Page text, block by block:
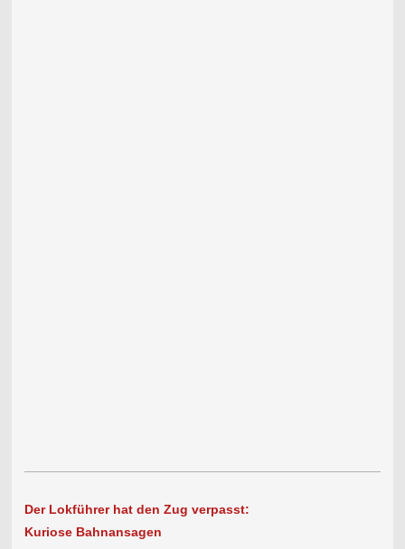
Der Lokführer hat den Zug verpasst:
Kuriose Bahnansagen